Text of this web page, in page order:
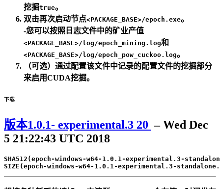
挖掘true。
双击再次启动节点<PACKAGE_BASE>/epoch.exe。
-您可以按照日志文件中的矿业产值
<PACKAGE_BASE>/log/epoch_mining.log和
<PACKAGE_BASE>/log/epoch_pow_cuckoo.log。
（可选）通过配置该文件中记录的配置文件的挖掘部分
来启用CUDA挖掘。
下载
版本1.0.1- experimental.3 20 – Wed Dec
5 21:22:43 UTC 2018
SHA512(epoch-windows-w64-1.0 .1 -experimental .3-
SIZE (epoch-windows-w64-1.0 .1 -experimental .3-